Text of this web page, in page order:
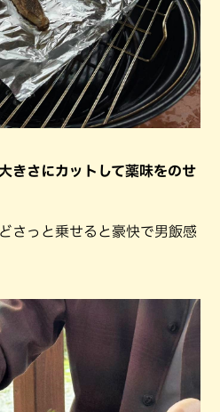
さにカットして薬味をのせ
さっと乗せると豪快で男飯感